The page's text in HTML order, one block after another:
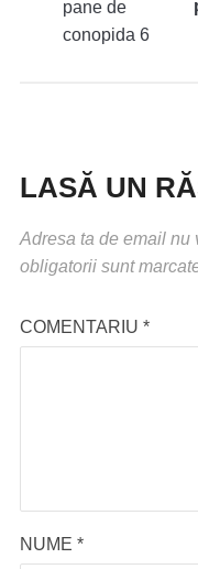
LASĂ UN
Adresa ta de email nu
obligatorii sunt
COMENTARIU *
NUME *